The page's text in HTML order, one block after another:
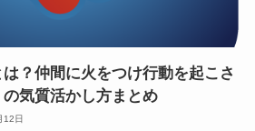
？仲間に火をつけ行動を起こさ
気質活かし方まとめ
12日